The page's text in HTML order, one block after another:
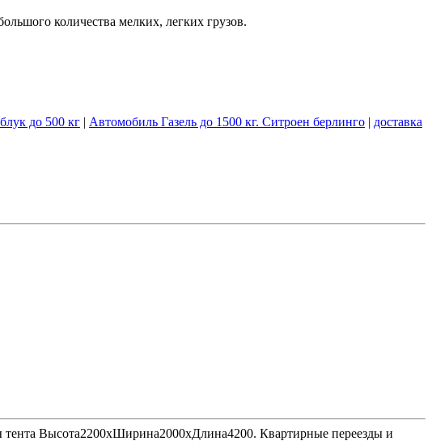
количества мелких, легких грузов.
до 500 кг | Автомобиль Газель до 1500 кг. Ситроен берлинго | доставка
Высота2200хШирина2000хДлина4200. Квартирные переезды и